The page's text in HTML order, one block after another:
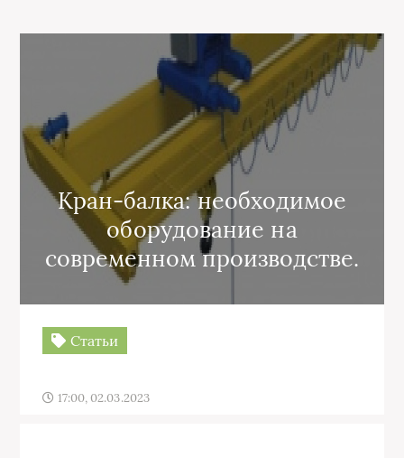
Кран-балка: необходимое
оборудование на
современном производстве.
Статьи
17:00, 02.03.2023